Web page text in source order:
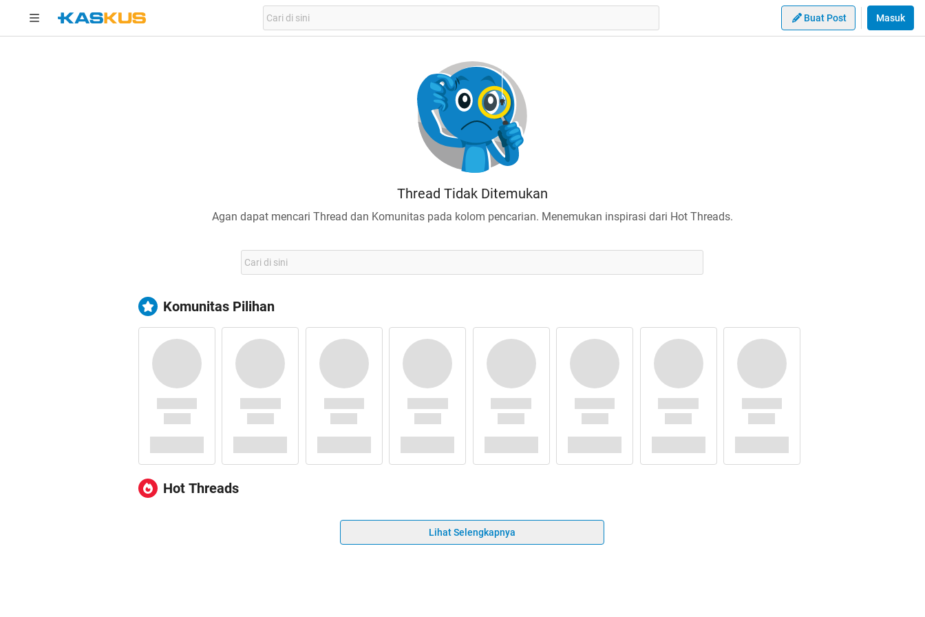
Buat Post Masuk
Thread Tidak Ditemukan
Agan dapat mencari Thread dan Komunitas pada kolom pencarian. Menemukan inspirasi dari Hot Threads.
Komunitas Pilihan
Hot Threads
Lihat Selengkapnya